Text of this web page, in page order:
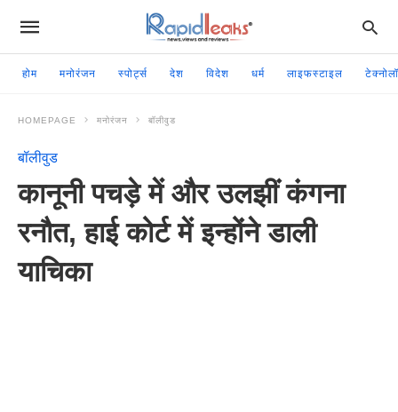
होम मनोरंजन स्पोर्ट्स देश विदेश धर्म लाइफस्टाइल
HOMEPAGE मनोरंजन बॉलीवुड
बॉलीवुड
कानूनी पचड़े में और उलझीं कंगना
रनौत, हाई कोर्ट में इन्होंने डाली
याचिका